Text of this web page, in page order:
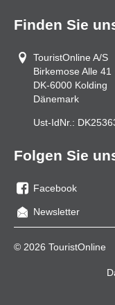
Finden Sie
TouristOnline A/S
Birkemose Alle 41
DK-6000 Kolding
Dänemark
Ust-IdNr.:
Folgen Sie
Sie
uns
Facebook
Newsletter
© 2026 TouristOnline